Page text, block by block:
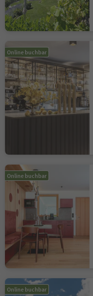
Online buchbar
Online buchbar
Online buchbar